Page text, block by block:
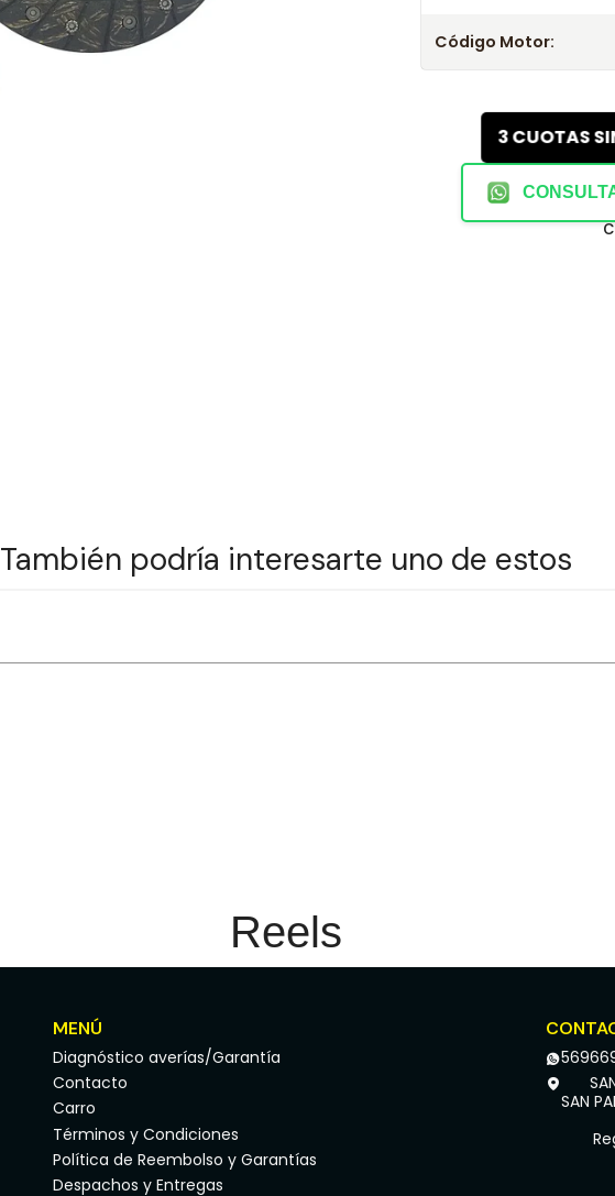
Código Motor:
3 CUOTAS
También podría interesarte uno de estos
Reels
MENÚ
Diagnóstico averías/Garantía
Contacto
Carro
Términos y Condiciones
Política de Reembolso y Garantías
Despachos y Entregas
SAN